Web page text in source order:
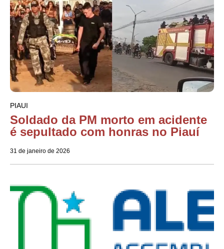
PIAUI
Soldado da PM morto em acidente
é sepultado com honras no Piauí
31 de janeiro de 2026